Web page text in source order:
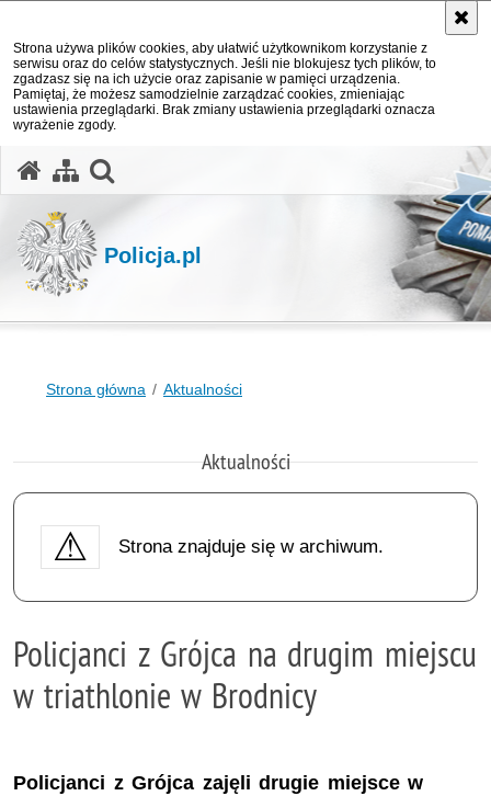
Strona używa plików cookies, aby ułatwić użytkownikom korzystanie z
serwisu oraz do celów statystycznych. Jeśli nie blokujesz tych plików, to
zgadzasz się na ich użycie oraz zapisanie w pamięci urządzenia.
Pamiętaj, że możesz samodzielnie zarządzać cookies, zmieniając
ustawienia przeglądarki. Brak zmiany ustawienia przeglądarki oznacza
wyrażenie zgody.
Policja.pl
Strona główna Aktualności
Aktualności
Strona znajduje się w archiwum.
Policjanci z Grójca na drugim miejscu
w triathlonie w Brodnicy
Policjanci z Grójca zajęli drugie miejsce w